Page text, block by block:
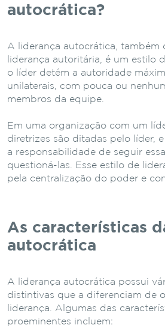
autocrática?
A liderança autocrática, também
liderança autoritária, é um estilo
o líder detém a autoridade
unilaterais, com pouca ou
membros da equipe.
Em uma organização com um
diretrizes são ditadas pelo líder,
a responsabilidade de seguir
questioná-las. Esse estilo de
pela centralização do poder e
As características
autocrática
A liderança autocrática possui
distintivas que a diferenciam de
liderança. Algumas das
proeminentes incluem: